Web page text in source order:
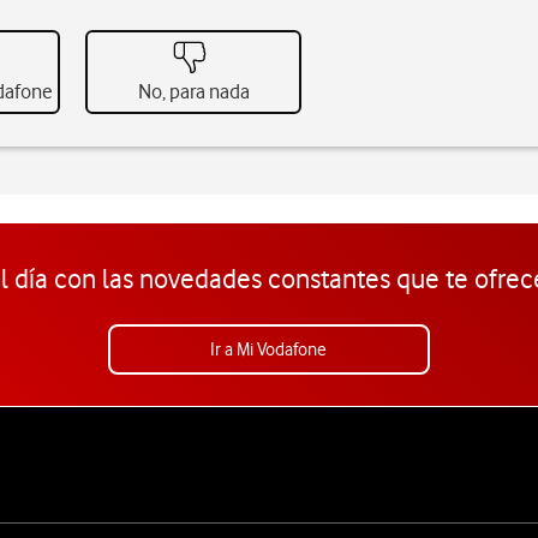
No, para nada
día con las novedades constantes que te
Ir a Mi Vodafone